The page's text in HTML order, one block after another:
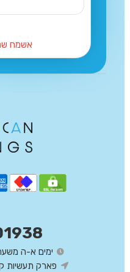
אשמח
ימים א-ה משעה 8:30 עד שעה
פארק תעשיות